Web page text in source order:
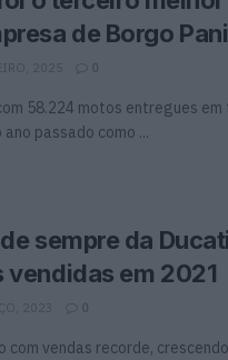
de Borgo
2025 0
58.224 motos entregues em
passado como ...
sempre da
em 2021
2023 0
com vendas recorde,